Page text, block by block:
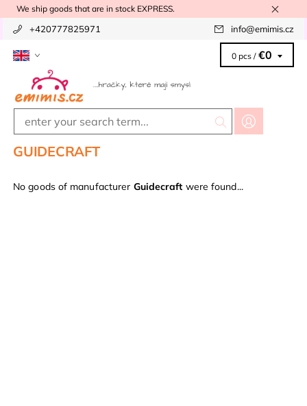
We ship goods that are in stock EXPRESS.
+420777825971 info@emimis.cz
0 pcs / €0
GUIDECRAFT
No goods of manufacturer Guidecraft were found...